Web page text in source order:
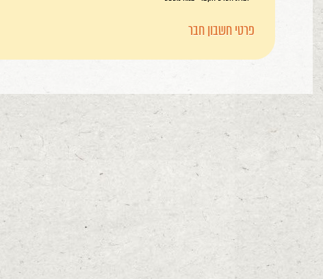
פרטי חשבון חבר